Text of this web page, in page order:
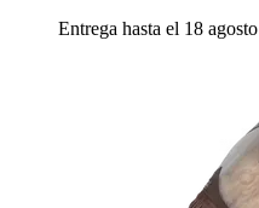
Entrega hasta el 18 agosto